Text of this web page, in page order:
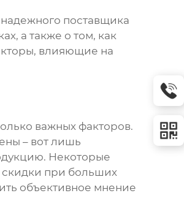
поставщика
а также о том, как
влияющие на
важных факторов.
– вот лишь
Некоторые
скидки при больших
объективное мнение